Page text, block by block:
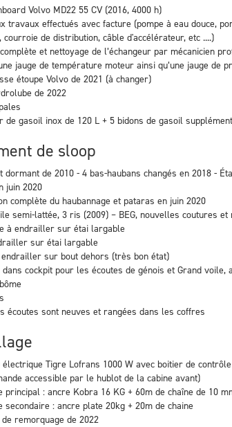
Volvo MD22 55 CV (2016, 4000 h)
travaux effectués avec facture (pompe à eau douce,
de distribution, câble d'accélérateur, etc ....)
et nettoyage de l’échangeur par mécanicien
jauge de température moteur ainsi qu’une jauge de
étoupe Volvo de 2021 (à changer)
de 2022
de gasoil inox de 120 L + 5 bidons de gasoil
de sloop
dormant de 2010 - 4 bas-haubans changés en 2018 -
juin 2020
complète du haubannage et pataras en juin 2020
semi-lattée, 3 ris (2009) – BEG, nouvelles coutures
à endrailler sur étai largable
sur étai largable
endrailler sur bout dehors (très bon état)
dans cockpit pour les écoutes de génois et Grand
écoutes sont neuves et rangées dans les coffres
électrique Tigre Lofrans 1000 W avec boitier de
accessible par le hublot de la cabine avant)
principal : ancre Kobra 16 KG + 60m de chaîne de 10
secondaire : ancre plate 20kg + 20m de chaine
remorquage de 2022